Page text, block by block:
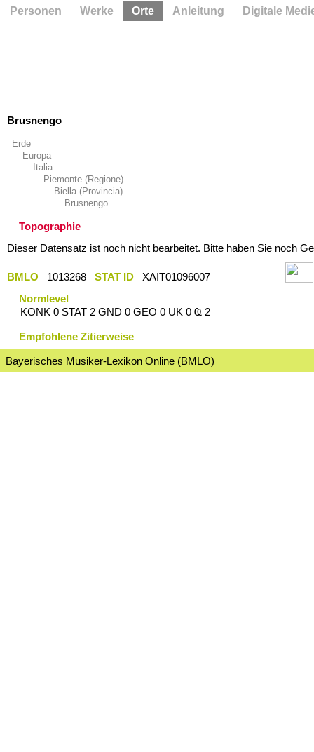
Brusnengo
Erde
Europa
Italia
Piemonte (Regione)
Biella (Provincia)
Brusnengo
Topographie
Dieser Datensatz ist noch nicht bearbeitet. Bitte haben Sie noch
BMLO 1013268 STAT ID
XAIT01096007
Normlevel
KONK 0 STAT 2 GND 0 GEO 0 UK 0 Ҩ 2
Empfohlene Zitierweise
Bayerisches Musiker-Lexikon Online (BMLO)
Personen Werke Orte Anleitung Digitale